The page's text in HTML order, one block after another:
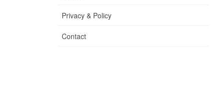
Privacy & Policy
Contact